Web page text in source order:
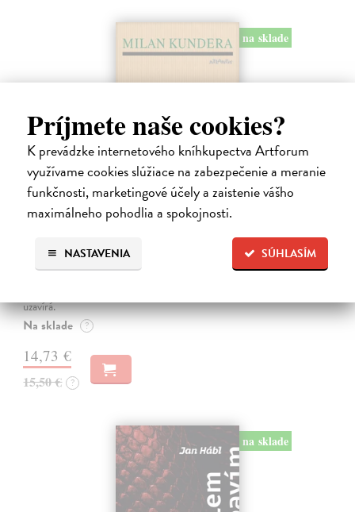
Príjmete naše cookies?
K prevádzke internetového kníhkupectva Artforum
využívame cookies slúžiace na zabezpečenie a meranie
funkčnosti, marketingové účely a zaistenie vášho
maximálneho pohodlia a spokojnosti.
SÚHLASÍM
NASTAVENIA
na sklade
Pomalost
Pomalost, chronologicky první ze čtyř románů Milana Kundery
napsaných francouzsky, vychází v českém překladu Anny
uzavírá.
Na sklade ?
14,73 €
15,50 € ?
na sklade